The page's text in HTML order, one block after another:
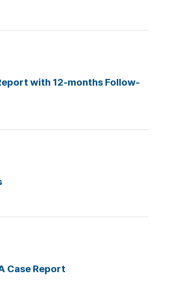
with 12-months Follow-
Case Report